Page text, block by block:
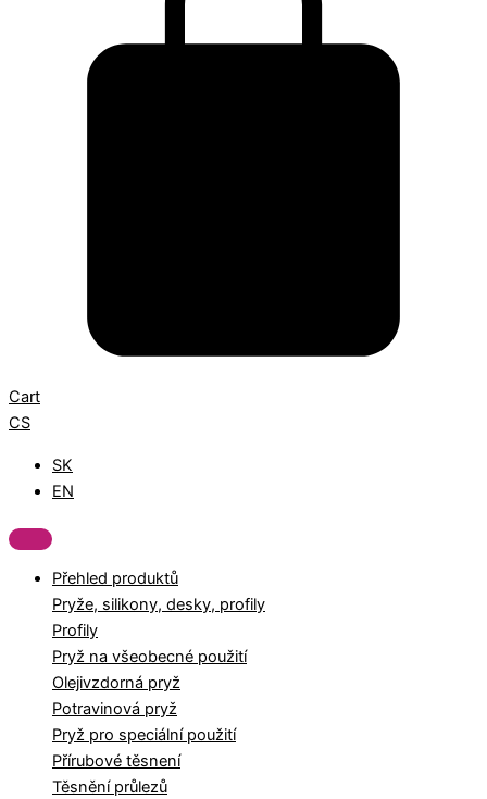
Cart
CS
SK
EN
Přehled produktů
Pryže, silikony, desky, profily
Profily
Pryž na všeobecné použití
Olejivzdorná pryž
Potravinová pryž
Pryž pro speciální použití
Přírubové těsnení
Těsnění průlezů